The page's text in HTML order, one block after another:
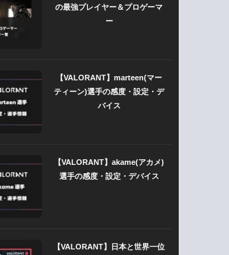
の最強プレイヤー＆プロゲーマ
ー
【VALORANT】marteen(マー
ティーン)選手の感度・設定・デ
バイス
【VALORANT】akame(アカメ)
選手の感度・設定・デバイス
【VALORANT】日本と世界一位